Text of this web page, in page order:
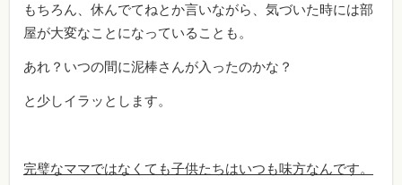
もちろん、休んでてねとか言いながら、気づいた時には部
屋が大変なことになっていることも。
あれ？いつの間に泥棒さんが入ったのかな？
と少しイラッとします。
完璧なママではなくても子供たちはいつも味方なんです。